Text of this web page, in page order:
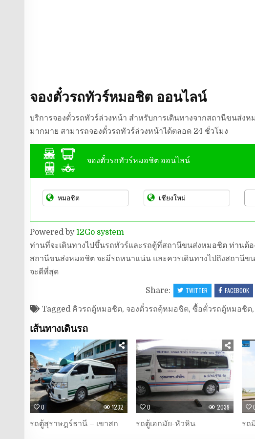
จองตั๋วรถทัวร์หมอชิต ออนไลน์
บริการจองตั๋วรถทัวร์ล่วงหน้า สำหรับการเดินทางจากสถานีขนส่ง
มากมาย สามารถจองตั๋วรถทัวร์ล่วงหน้าได้ตลอด 24 ชั่วโมง
จองตั๋วรถทัวร์หมอชิต ออนไลน์
Powered by 12Go system
ท่านที่จะเดินทางไปขึ้นรถทัวร์และรถตู้ที่สถานีขนส่งหมอชิต ท่านต้อ
สถานีขนส่งหมอชิต จะมีรถหนาแน่น และควรเดินทางไปถึงสถานี
จะดีที่สุด
Share: TWITTER FACEBOOK
Tagged คิวรถตู้หมอชิต, จองตั๋วรถตุ้หมอชิต, ซื้อตั๋วรถตู้หมอชิต,
เส้นทางเดินรถ
0 1232
รถตู้สุราษฎร์ธานี – เขาสก
0 2039
รถตู้เอกมัย-หัวหิน รถ